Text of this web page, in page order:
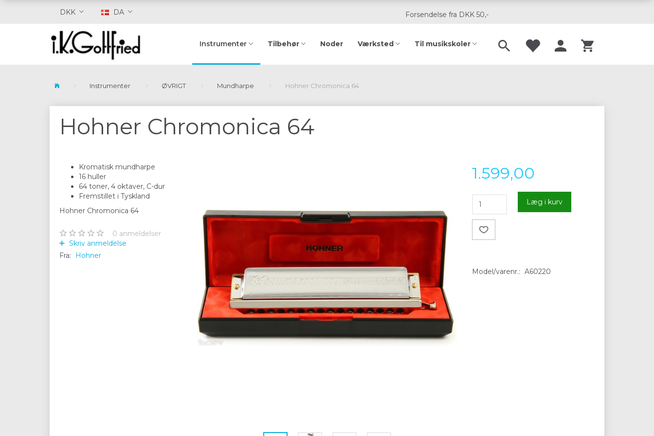
DKK DA Forsendelse fra DKK 50,-
Instrumenter Tilbehør Noder Værksted Til musikskoler
Instrumenter ØVRIGT Mundharpe Hohner Chromonica 64
Hohner Chromonica 64
Kromatisk mundharpe
16 huller
64 toner, 4 oktaver, C-dur
Fremstillet i Tyskland
Hohner Chromonica 64
0 anmeldelser
Skriv anmeldelse
Fra:
Hohner
1.599,00
Læg i kurv
Model/varenr.: A60220